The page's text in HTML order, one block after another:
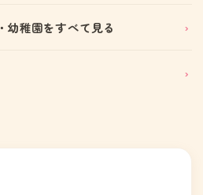
幼稚園をすべて見る